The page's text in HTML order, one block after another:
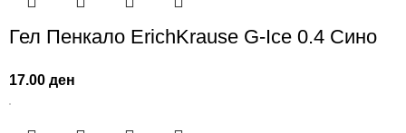
Гел Пенкало ErichKrause G-Ice 0.4 Сино
17.00ден